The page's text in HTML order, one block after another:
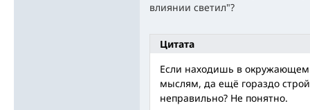
влиянии светил"?
Цитата
Если находишь в
мыслям, да ещё гораздо
неправильно? Не понятно.